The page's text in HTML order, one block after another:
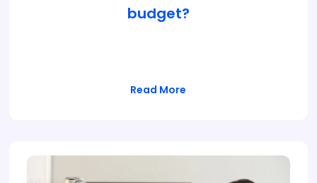
budget?
Read More